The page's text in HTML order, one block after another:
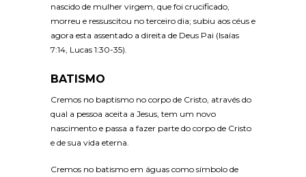
nascido de mulher virgem, que foi crucificado,
morreu e ressuscitou no terceiro dia; subiu aos céus e
agora esta assentado a direita de Deus Pai (Isaías
7:14, Lucas 1:30-35).
BATISMO
Cremos no baptismo no corpo de Cristo, através do
qual a pessoa aceita a Jesus, tem um novo
nascimento e passa a fazer parte do corpo de Cristo
e de sua vida eterna.
Cremos no batismo em águas como símbolo de